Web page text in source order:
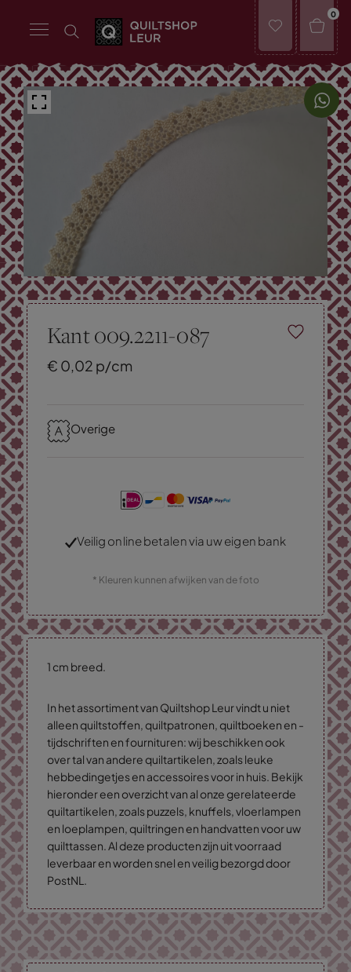
0
Kant 009.2211-087
€ 0,02 p/cm
Overige
Veilig online betalen via uw eigen bank
* Kleuren kunnen afwijken van de foto
1 cm breed.
In het assortiment van Quiltshop Leur vindt u niet
alleen quiltstoffen, quiltpatronen, quiltboeken en -
tijdschriften en fournituren: wij beschikken ook
over tal van andere quiltartikelen, zoals leuke
hebbedingetjes en accessoires voor in huis. Bekijk
hieronder een overzicht van al onze gerelateerde
quiltartikelen, zoals puzzels, knuffels, vloerlampen
en loeplampen, quiltringen en handvatten voor uw
quilttassen. Al deze producten zijn uit voorraad
leverbaar en worden snel en veilig bezorgd door
PostNL.